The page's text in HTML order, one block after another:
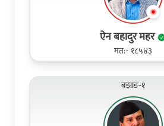
ऐन बहादुर महर
मत:- १८५४३
बझाङ-१